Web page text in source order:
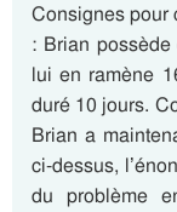
Consignes pour
: Brian
lui en ramène
duré 10 jours.
Brian a
ci-dessus,
du problème